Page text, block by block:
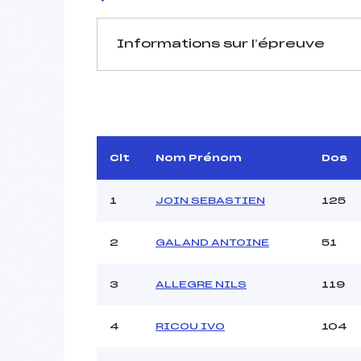
Informations sur l’épreuve
Arbitre :
Assistant :
MANCHE 1
Heure de départ :
Ouvreurs A :
Clt Nom Prénom Dos
1 JOIN SEBASTIEN 125
2 GALAND ANTOINE 51
3 ALLEGRE NILS 119
4 RICOU IVO 104